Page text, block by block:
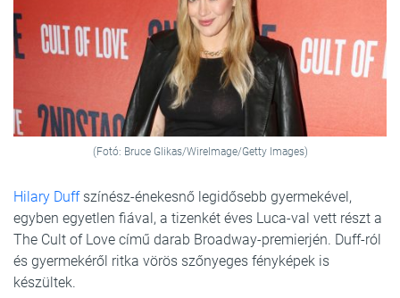
(Fotó: Bruce Glikas/WireImage/Getty Images)
Hilary Duffszínész-énekesnő legidősebb gyermekével,
egyben egyetlen fiával, a tizenkét éves Luca-val vett részt a
The Cult of Love című darab Broadway-premierjén. Duff-ról
és gyermekéről ritka vörös szőnyeges fényképek is
készültek.